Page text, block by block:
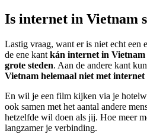
Is internet in Vietnam
Lastig vraag, want er is niet echt een
de ene kant kán internet in
grote steden. Aan de andere kant
Vietnam helemaal niet met
En wil je een film kijken via je
ook samen met het aantal andere
hetzelfde wil doen als jij. Hoe meer
langzamer je verbinding.